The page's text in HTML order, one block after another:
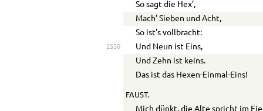
So sagt die Hex’,
Mach’ Sieben und Acht,
So ist’s vollbracht:
2550
Und Neun ist Eins,
Und Zehn ist keins.
Das ist das Hexen-Einmal-Eins!
FAUST.
Mich dünkt, die Alte spricht im